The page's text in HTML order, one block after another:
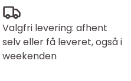
Valgfri levering: afhent
selv eller få leveret, også i
weekenden